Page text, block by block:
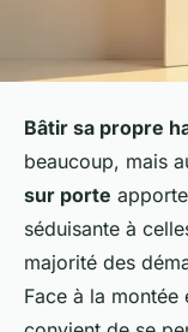
Bâtir sa propre
beaucoup, mais
sur porte
séduisante à
majorité des
Face à la